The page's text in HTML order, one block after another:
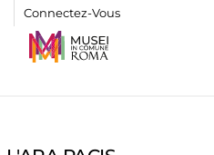
Connectez-Vous